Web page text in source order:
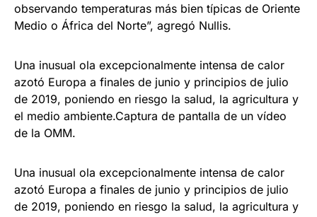
observando temperaturas más bien típicas de Oriente
Medio o África del Norte”, agregó Nullis.
Una inusual ola excepcionalmente intensa de calor
azotó Europa a finales de junio y principios de julio
de 2019, poniendo en riesgo la salud, la agricultura y
el medio ambiente.Captura de pantalla de un vídeo
de la OMM.
Una inusual ola excepcionalmente intensa de calor
azotó Europa a finales de junio y principios de julio
de 2019, poniendo en riesgo la salud, la agricultura y